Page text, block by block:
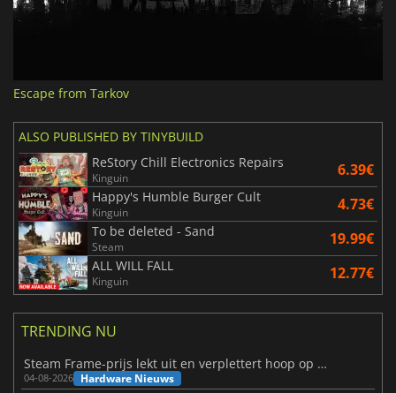
Escape from Tarkov
ALSO PUBLISHED BY TINYBUILD
ReStory Chill Electronics Repairs
Kinguin 6.39€
Happy's Humble Burger Cult
Kinguin 4.73€
To be deleted - Sand
Steam 19.99€
ALL WILL FALL
Kinguin 12.77€
TRENDING NU
Steam Frame-prijs lekt uit en verplettert hoop op betaalbare VR
04-08-2026 Hardware Nieuws